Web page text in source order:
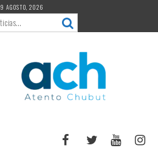
9 AGOSTO, 2026